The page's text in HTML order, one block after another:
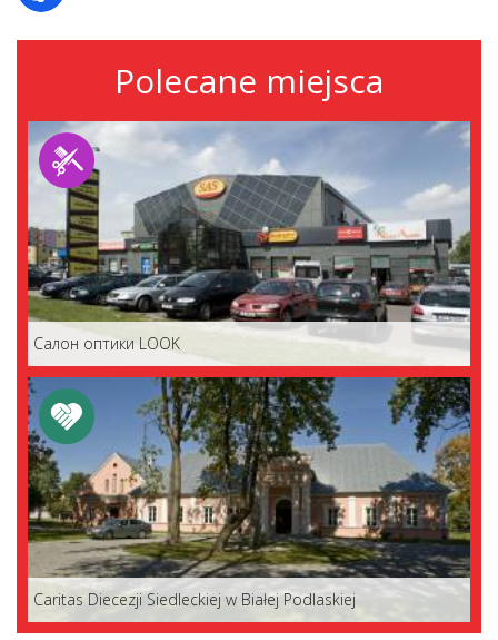
Polecane miejsca
Салон оптики LOOK
Caritas Diecezji Siedleckiej w Białej Podlaskiej